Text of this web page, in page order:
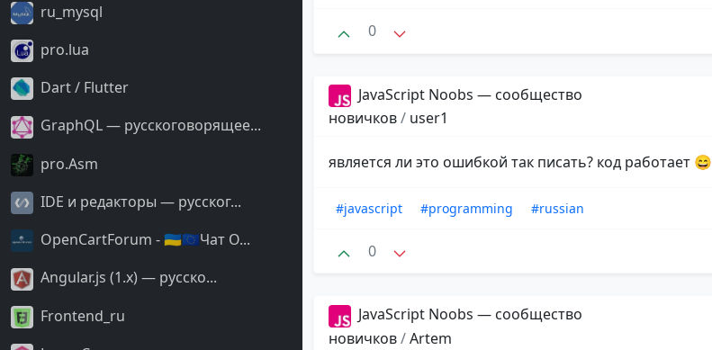
ru_mysql
pro.lua
Dart / Flutter
GraphQL — русскоговорящее...
pro.Asm
IDE и редакторы — русског...
OpenCartForum - 🇺🇦🇪🇺Чат O...
Angular.js (1.x) — русско...
Frontend_ru
0
JavaScript Noobs — сообщество
новичков/ user1
является ли это ошибкой так писать? код работает 😄
#javascript #programming #russian
0
JavaScript Noobs — сообщество
новичков/Artem